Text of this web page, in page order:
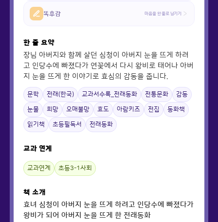
똑후감 마음을 한 줄로 남기기
한 줄 요약
장님 아버지와 함께 살던 심청이 아버지 눈을 뜨게 하려
고 인당수에 빠졌다가 연꽃에서 다시 왕비로 태어나 아버
지 눈을 뜨게 한 이야기로 효심의 감동을 줍니다.
문학 전래(한국) 교과서수록_전래동화 전통문화 감동
눈물 희망 오매불망 효도 아람키즈 전집 동화책
읽기책 초등필독서 전래동화
교과 연계
교과연계 초등3-1사회
책 소개
효녀 심청이 아버지 눈을 뜨게 하려고 인당수에 빠졌다가
왕비가 되어 아버지 눈을 뜨게 한 전래동화